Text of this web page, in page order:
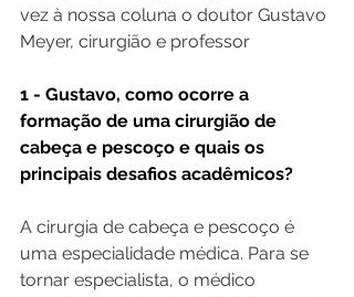
vez à nossa coluna o doutor Gustavo
Meyer, cirurgião e professor
1 - Gustavo, como ocorre a
formação de uma cirurgião de
cabeça e pescoço e quais os
principais desafios acadêmicos?
A cirurgia de cabeça e pescoço é
uma especialidade médica. Para se
tornar especialista, o médico